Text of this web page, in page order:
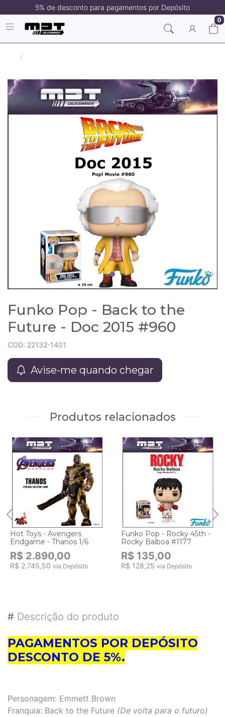
5% de desconto para pagamentos por Depósito
0
Funko Pop - Back to the
Future - Doc 2015 #960
COD: 22132-1401
Avise-me quando chegar
Produtos relacionados
Hot Toys - Avengers
Endgame - Thanos 1/6
R$ 2.890,00
R$ 2.745,50 via Depósito
Funko Pop - Rocky 45th -
Rocky Balboa #1177
R$ 135,00
R$ 128,25 via Depósito
# Descrição do produto
PAGAMENTOS POR DEPÓSITO
DESCONTO DE 5%.
Personagem: Emmett Brown
Franquia: Back to the Future (De volta para o futuro)